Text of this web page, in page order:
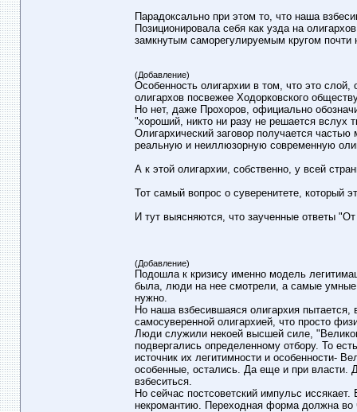
Парадоксально при этом то, что наша
Позиционировала себя как узда на
замкнутым саморегулируемым кругом
(Добавление)
Особенность олигархии в том, что это
олигархов посвежее Ходорковского
Но нет, даже Прохоров, официально
"хороший, никто ни разу не решается вслух
Олигархический заговор получается
реальную и неиллюзорную современную
А к этой олигархии, собственно, у всей
Тот самый вопрос о суверенитете, который
И тут выясняются, что заученные ответы
(Добавление)
Подошла к кризису именно модель
была, люди на нее смотрели, а самые
нужно.
Но наша взбесившаяся олигархия
самосуверенной олигархией, что просто
Люди служили некоей высшей силе,
подвергались определенному отбору. То
источник их легитимности и особенности-
особенные, остались. Да еще и при власти.
взбеситься.
Но сейчас постсоветский импульс
некромантию. Переходная форма должна во